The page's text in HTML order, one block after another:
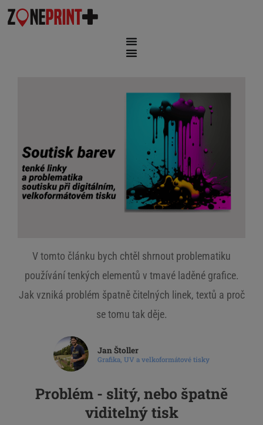
V tomto článku bych chtěl shrnout problematiku
používání tenkých elementů v tmavé laděné grafice.
Jak vzniká problém špatně čitelných linek, textů a proč
se tomu tak děje.
Jan Štoller
Grafika, UV a velkoformátové tisky
Problém - slitý, nebo špatně
viditelný tisk